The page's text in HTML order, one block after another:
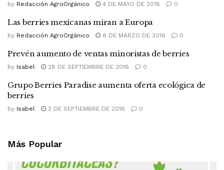
by Redacción AgroOrgánico 4 DE MAYO DE 2018 0
Las berries mexicanas miran a Europa
by Redacción AgroOrgánico 8 DE MARZO DE 2018 0
Prevén aumento de ventas minoristas de berries
by Isabel 28 DE SEPTIEMBRE DE 2016 0
Grupo Berries Paradise aumenta oferta ecológica de
berries
by Isabel 2 DE SEPTIEMBRE DE 2016 0
Más Popular